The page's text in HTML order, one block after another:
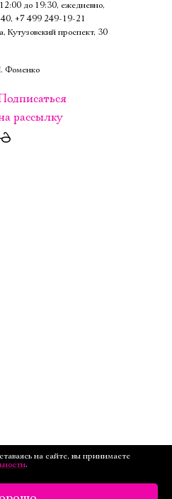
до 19:30, ежедневно,
, +7 499 249‑19‑21
Кутузовский проспект, 30
Фоменко
рассылку
на сайте, вы принимаете
.